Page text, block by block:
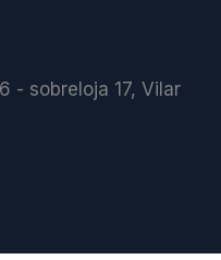
- sobreloja 17, Vilar